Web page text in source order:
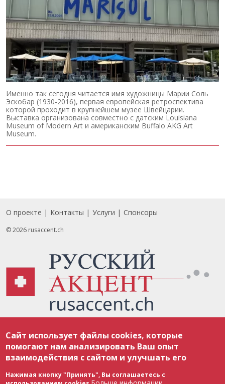
Именно так сегодня читается имя художницы Марии Соль
Эскобар (1930-2016), первая европейская ретроспектива
которой проходит в крупнейшем музее Швейцарии.
Выставка организована совместно с датским Louisiana
Museum of Modern Art и американским Buffalo AKG Art
Museum.
Footer
О проекте Контакты Услуги Спонсоры
© 2026 rusaccent.ch
соответствии с законодательством Швейцарии об авторском праве и
международными соглашениями. Полное или частичное использование
материалов возможно только с разрешения редакции. В случае полного
или частичного воспроизведения материалов сайта rusaccent.ch,
ОБЯЗАТЕЛЬНА АКТИВНАЯ ГИПЕРССЫЛКА на конкретный заимствованный
текст. Фотоизображения, размещенные редакцией rusaccent.ch, являются
ее исключительной собственностью. Полное или частичное
Сайт использует файлы cookies, которые
помогают нам анализировать Ваш опыт
взаимодействия с сайтом и улучшать его
Нажимая кнопку "Принять", Вы соглашаетесь с